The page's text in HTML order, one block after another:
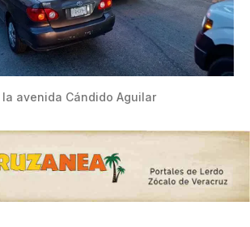
la avenida Cándido Aguilar